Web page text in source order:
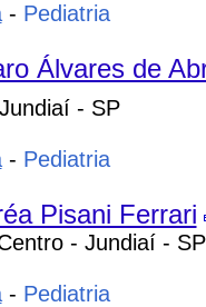
- Pediatria
Álvares de
- SP
- Pediatria
Pisani Ferrari
- Jundiaí - SP
- Pediatria